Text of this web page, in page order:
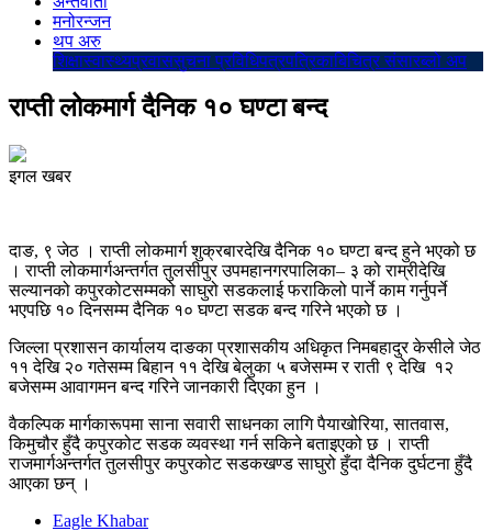
मनोरन्जन
थप अरु
शिक्षास्वास्थ्यप्रवाससुचना प्रविधिपत्रपत्रिकाबिचित्र संसारब्लो अप
राप्ती लोकमार्ग दैनिक १० घण्टा बन्द
इगल खबर
दाङ, ९ जेठ । राप्ती लोकमार्ग शुक्रबारदेखि दैनिक १० घण्टा बन्द हुने भएको छ
। राप्ती लोकमार्गअन्तर्गत तुलसीपुर उपमहानगरपालिका– ३ को राम्रीदेखि
सल्यानको कपुरकोटसम्मको साघुरो सडकलाई फराकिलो पार्ने काम गर्नुपर्ने
भएपछि १० दिनसम्म दैनिक १० घण्टा सडक बन्द गरिने भएको छ ।
जिल्ला प्रशासन कार्यालय दाङका प्रशासकीय अधिकृत निमबहादुर केसीले जेठ
११ देखि २० गतेसम्म बिहान ११ देखि बेलुका ५ बजेसम्म र राती ९ देखि १२
बजेसम्म आवागमन बन्द गरिने जानकारी दिएका हुन ।
वैकल्पिक मार्गकारूपमा साना सवारी साधनका लागि पैयाखोरिया, सातवास,
किमुचौर हुँदै कपुरकोट सडक व्यवस्था गर्न सकिने बताइएको छ । राप्ती
राजमार्गअन्तर्गत तुलसीपुर कपुरकोट सडकखण्ड साघुरो हुँदा दैनिक दुर्घटना हुँदै
आएका छन् ।
Eagle Khabar